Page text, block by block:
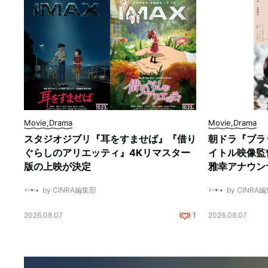
Movie,Drama
スタジオジブリ『耳をすませば』『借り
ぐらしのアリエッティ』4Kリマスター
版の上映が決定
by CINRA編集部
2026.08.07 1
Movie,Drama
朝ドラ『ブ
イトル映像
雅幸アナウン
by CINRA編
2026.08.07